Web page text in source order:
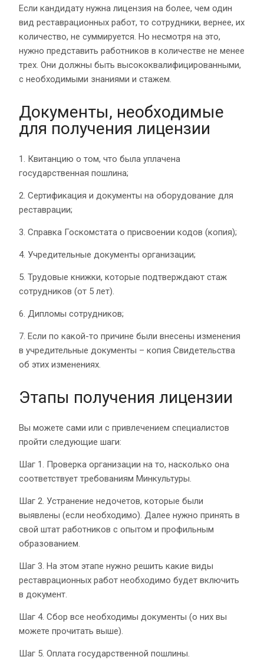
Если кандидату нужна лицензия на более, чем один
вид реставрационных работ, то сотрудники, вернее, их
количество, не суммируется. Но несмотря на это,
нужно представить работников в количестве не менее
трех. Они должны быть высококвалифицированными,
с необходимыми знаниями и стажем.
Документы, необходимые
для получения лицензии
1. Квитанцию о том, что была уплачена
государственная пошлина;
2. Сертификация и документы на оборудование для
реставрации;
3. Справка Госкомстата о присвоении кодов (копия);
4. Учредительные документы организации;
5. Трудовые книжки, которые подтверждают стаж
сотрудников (от 5 лет).
6. Дипломы сотрудников;
7. Если по какой-то причине были внесены изменения
в учредительные документы – копия Свидетельства
об этих изменениях.
Этапы получения лицензии
Вы можете сами или с привлечением специалистов
пройти следующие шаги:
Шаг 1. Проверка организации на то, насколько она
соответствует требованиям Минкультуры.
Шаг 2. Устранение недочетов, которые были
выявлены (если необходимо). Далее нужно принять в
свой штат работников с опытом и профильным
образованием.
Шаг 3. На этом этапе нужно решить какие виды
реставрационных работ необходимо будет включить
в документ.
Шаг 4. Сбор все необходимы документы (о них вы
можете прочитать выше).
Шаг 5. Оплата государственной пошлины.